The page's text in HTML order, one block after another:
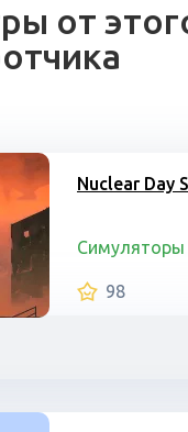
от
Nuclear Day
Симуляторы
98